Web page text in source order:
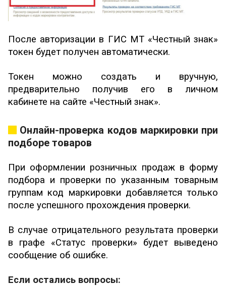
После авторизации в ГИС МТ «Честный знак»
токен будет получен автоматически.
Токен можно создать и вручную,
предварительно получив его в личном
кабинете на сайте «Честный знак».
Онлайн-проверка кодов маркировки при
подборе товаров
При оформлении розничных продаж в форму
подбора и проверки по указанным товарным
группам код маркировки добавляется только
после успешного прохождения проверки.
В случае отрицательного результата проверки
в графе «Статус проверки» будет выведено
сообщение об ошибке.
Если остались вопросы: